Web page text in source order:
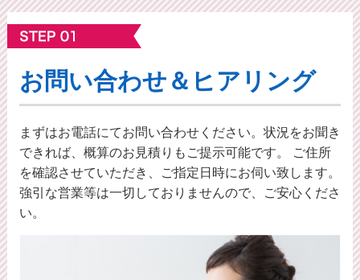
お問い合わせ＆ヒアリング
まずはお電話にてお問い合わせください。状況をお聞き
できれば、概算のお⾒積りもご提⽰可能です。 ご住所
を確認させていただき、ご指定日時にお伺い致します。
強引な営業等は一切しておりませんので、ご安心くださ
い。